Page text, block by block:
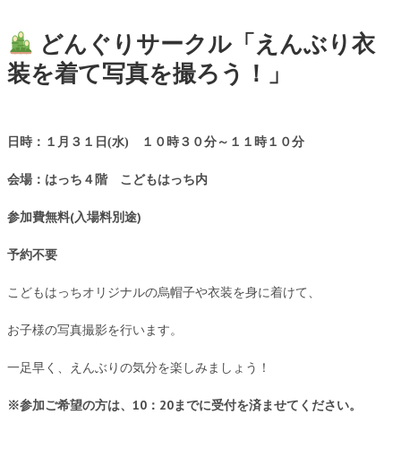
どんぐりサークル「えんぶり衣
装を着て写真を撮ろう！」
日時：１月３１日(水) １０時３０分～１１時１０分
会場：はっち４階 こどもはっち内
参加費無料(入場料別途)
予約不要
こどもはっちオリジナルの烏帽子や衣装を身に着けて、
お子様の写真撮影を行います。
一足早く、えんぶりの気分を楽しみましょう！
※参加ご希望の方は、10：20までに受付を済ませてください。